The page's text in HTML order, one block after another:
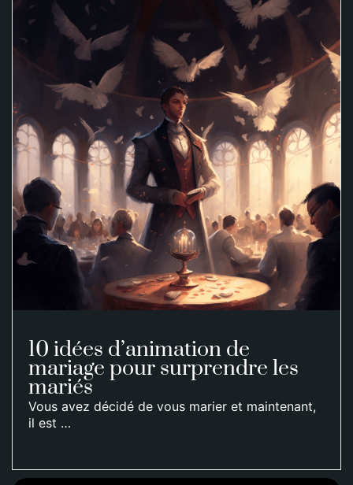
10 idées d’animation de
mariage pour surprendre les
mariés
Vous avez décidé de vous marier et maintenant,
il est …